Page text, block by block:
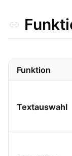
Funktion
Textauswahl